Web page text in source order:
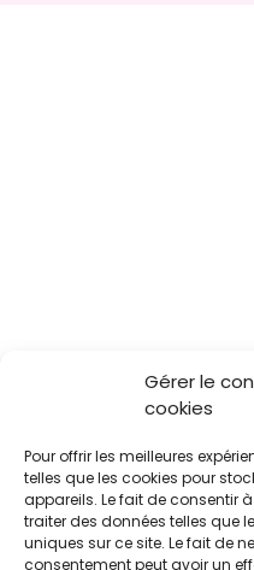
Gérer le
cookies
Pour offrir les meilleures
telles que les cookies pour
appareils. Le fait de consentir
traiter des données telles que
uniques sur ce site. Le fait de
consentement peut avoir un